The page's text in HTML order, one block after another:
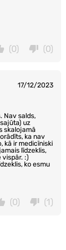
(0)
(0)
17/12/2023
Nav salds,
uz
skalojamā
ka nav
kā ir medicīniski
līdzeklis,
vispār. :)
ko esmu
(1)
(0)